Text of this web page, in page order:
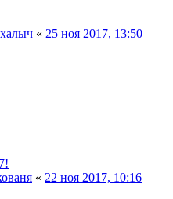
« 25 ноя 2017, 13:50
« 22 ноя 2017, 10:16